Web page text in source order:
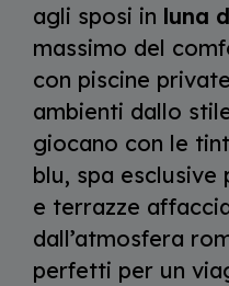
agli sposi in luna
massimo del
con piscine
ambienti dallo
giocano con le
blu, spa esclusive
e terrazze
dall’atmosfera
perfetti per un